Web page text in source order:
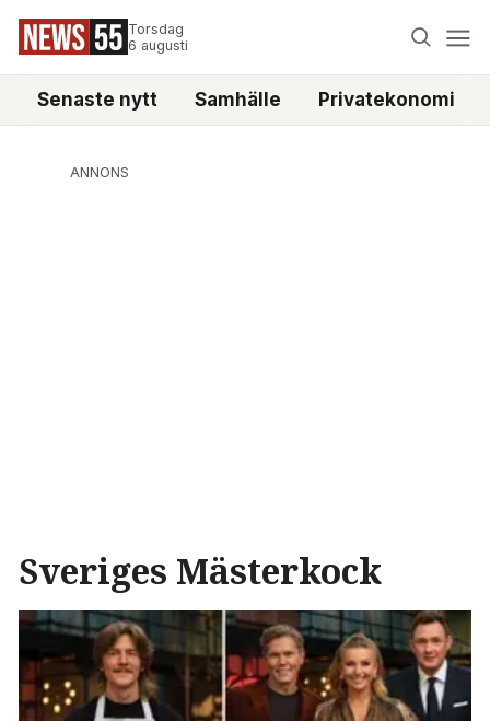
Torsdag
6 augusti
Senaste nytt Samhälle Privatekonomi
ANNONS
Sveriges Mästerkock